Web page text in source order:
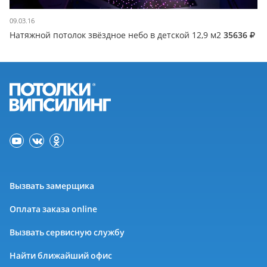
09.03.16
Натяжной потолок звёздное небо в детской 12,9 м2 35636
Вызвать замерщика
Оплата заказа online
Вызвать сервисную службу
Найти ближайший офис